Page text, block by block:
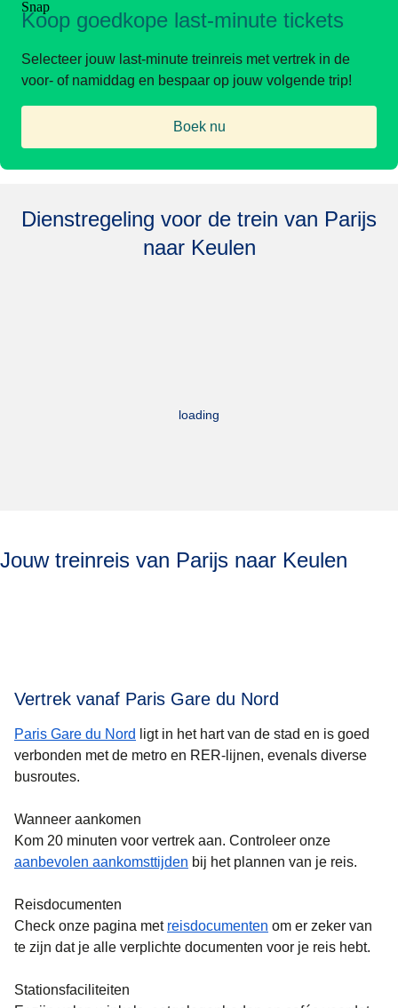
Koop goedkope last-minute tickets
Selecteer jouw last-minute treinreis met vertrek in de
voor- of namiddag en bespaar op jouw volgende trip!
Boek nu
(opent in een nieuwe tab
Dienstregeling voor de trein van Parijs
naar Keulen
loading
Jouw treinreis van Parijs naar Keulen
Vertrek vanaf Paris Gare du Nord
Paris Gare du Nord
ligt in het hart van de stad en is goed
verbonden met de metro en RER-lijnen, evenals diverse
busroutes.
Wanneer aankomen
Kom 20 minuten voor vertrek aan. Controleer onze
aanbevolen aankomsttijden bij het plannen van je reis.
Reisdocumenten
Check onze pagina met reisdocumenten om er zeker van
te zijn dat je alle verplichte documenten voor je reis hebt.
Stationsfaciliteiten